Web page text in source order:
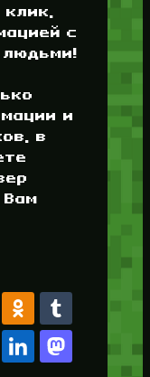
с
людьми!
и
в
Вам